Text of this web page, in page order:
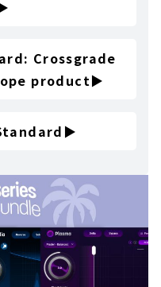
Crossgrade
product▶
▶